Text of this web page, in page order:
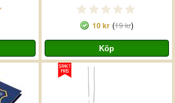
10 kr(19 kr)